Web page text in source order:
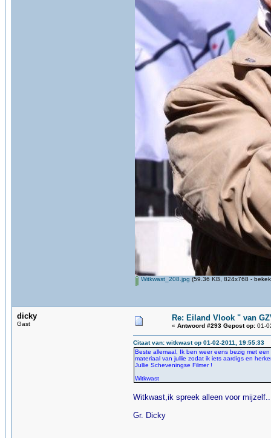
Witkwast_208.jpg (59.36 KB, 824x768 -
dicky
Gast
Re: Eiland Vlook " van
« Antwoord #293 Gepost op: 01-
Citaat van: witkwast op 01-02-2011, 19:55:33
Beste allemaal, Ik ben weer eens bezig met
materiaal van jullie zodat ik iets aardigs en
Jullie Scheveningse Filmer !
Witkwast
Witkwast,ik spreek alleen voor
Gr. Dicky